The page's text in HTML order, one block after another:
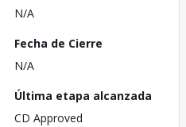
N/A
Fecha de Cierre
N/A
Última etapa alcanzada
CD Approved